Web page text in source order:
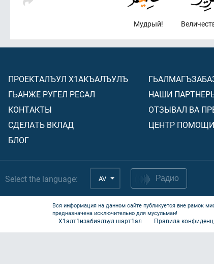
Мудрый!
ПРОЕКТАЛЪУЛ Х1АКЪАЛЪУЛЪ
ГЬАНЖЕ РУГЕЛ РЕСАЛ
КОНТАКТЫ
СДЕЛАТЬ ВКЛАД
БЛОГ
НАШИ
ОТЗЫВАЛ ВА
ЦЕНТР ПОМОЩИ
Select the language: AV Радио
Вся информация на данном сайте публикуется вне рамок
предназначена исключительно для мусульман!
Х1алт1изабиялъул шарт1ал Правила